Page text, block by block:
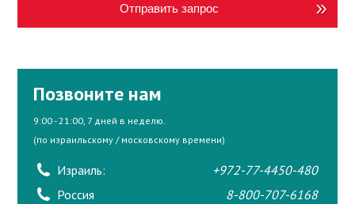
Отправить запрос
Позвоните нам
9:00 - 21:00, 7 дней в неделю.
(по израильскому / московскому времени)
Израиль:
+972-77-4450-480
Россия
8-800-707-6168